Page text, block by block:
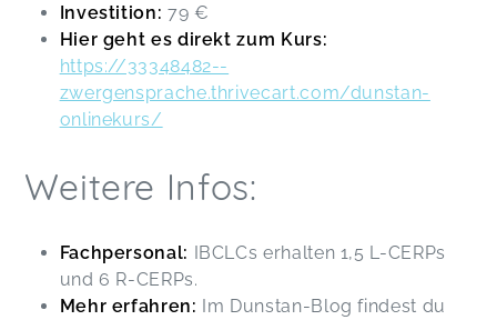
Investition: 79 €
Hier geht es direkt zum Kurs:
https://33348482--
zwergensprache.thrivecart.com/dunstan-
onlinekurs/
Weitere Infos:
Fachpersonal: IBCLCs erhalten 1,5 L-CERPs
und 6 R-CERPs.
Mehr erfahren: Im Dunstan-Blog findest du